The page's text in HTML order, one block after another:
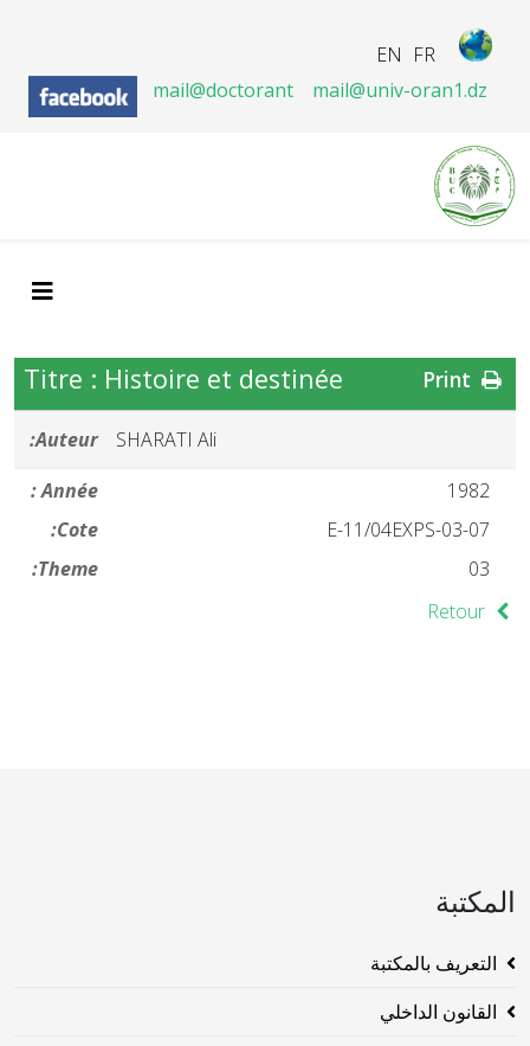
FR
EN
mail@doctorant
mail@univ-oran1.dz
Titre : Histoire et destinée
Auteur:
SHARATI Ali
Année :
1982
Cote:
03-07-E-11/04EXPS
Theme:
03
Retour
المكتبة
التعريف بالمكتبة
القانون الداخلي